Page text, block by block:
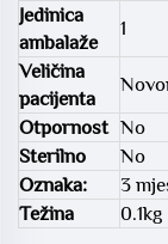
Jedinica
ambalaže
1
Veličina
pacijenta
Otpornost No
Sterilno
No
Oznaka:
3
Težina
0.1kg